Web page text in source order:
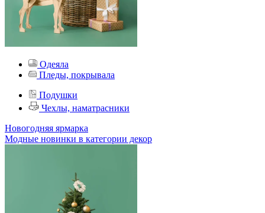
Одеяла
Пледы, покрывала
Подушки
Чехлы, наматрасники
Новогодняя ярмарка
Модные новинки в категории декор